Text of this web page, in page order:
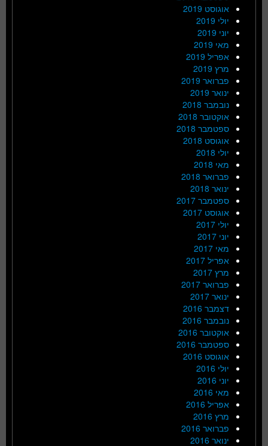
אוגוסט 2019
יולי 2019
יוני 2019
מאי 2019
אפריל 2019
מרץ 2019
פברואר 2019
ינואר 2019
נובמבר 2018
אוקטובר 2018
ספטמבר 2018
אוגוסט 2018
יולי 2018
מאי 2018
פברואר 2018
ינואר 2018
ספטמבר 2017
אוגוסט 2017
יולי 2017
יוני 2017
מאי 2017
אפריל 2017
מרץ 2017
פברואר 2017
ינואר 2017
דצמבר 2016
נובמבר 2016
אוקטובר 2016
ספטמבר 2016
אוגוסט 2016
יולי 2016
יוני 2016
מאי 2016
אפריל 2016
מרץ 2016
פברואר 2016
ינואר 2016